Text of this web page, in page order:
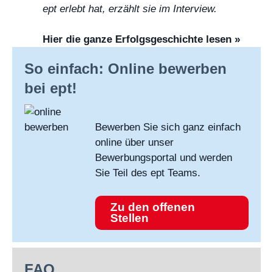
ept erlebt hat, erzählt sie im Interview.
Hier die ganze Erfolgsgeschichte lesen »
So einfach: Online bewerben
bei ept!
Bewerben Sie sich ganz einfach
online über unser
Bewerbungsportal und werden
Sie Teil des ept Teams.
Zu den offenen
Stellen